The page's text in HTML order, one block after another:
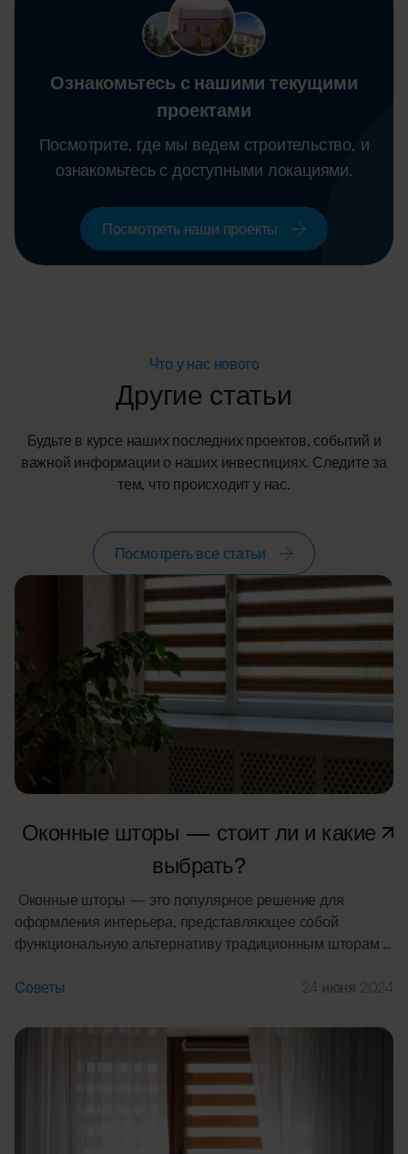
Ознакомьтесь с нашими текущими
проектами
Посмотрите, где мы ведем строительство, и
ознакомьтесь с доступными локациями.
Посмотреть наши проекты
Что у нас нового
Другие статьи
Будьте в курсе наших последних проектов, событий и
важной информации о наших инвестициях. Следите за
тем, что происходит у нас.
Посмотреть все статьи
Оконные шторы — стоит ли и какие
выбрать?
Оконные шторы — это популярное решение для
оформления интерьера, представляющее собой
функциональную альтернативу традиционным шторам и
модны большие панорамные окна в почти всех
значительно повлиять на ваш комфорт проживания. В
этой статье мы рассмотрим различные типы штор, их
преимущества и недостатки, а также подскажем, какие
Cоветы 24 июня 2024